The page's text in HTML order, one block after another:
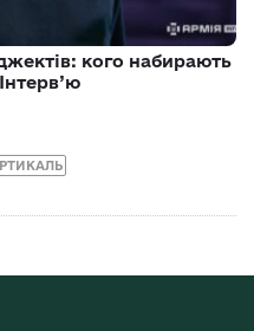
кого набирають